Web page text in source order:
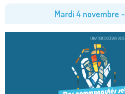
Mardi 4 novembre -